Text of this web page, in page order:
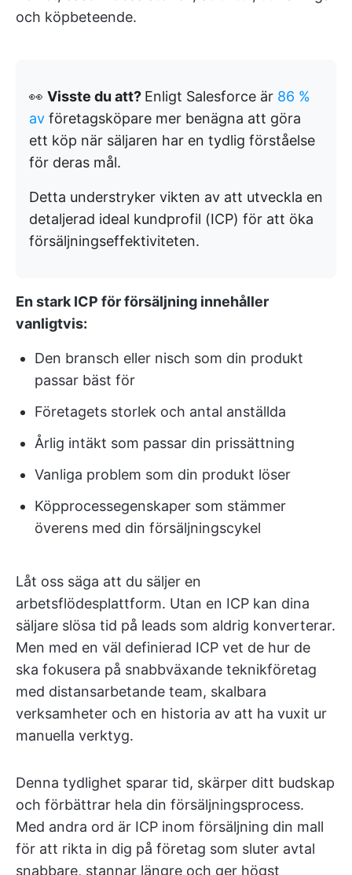
och köpbeteende.
👀 Visste du att? Enligt Salesforce är 86 %
av företagsköpare mer benägna att göra
ett köp när säljaren har en tydlig förståelse
för deras mål.
Detta understryker vikten av att utveckla en
detaljerad ideal kundprofil (ICP) för att öka
försäljningseffektiviteten.
En stark ICP för försäljning innehåller
vanligtvis:
Den bransch eller nisch som din produkt
passar bäst för
Företagets storlek och antal anställda
Årlig intäkt som passar din prissättning
Vanliga problem som din produkt löser
Köpprocessegenskaper som stämmer
överens med din försäljningscykel
Låt oss säga att du säljer en
arbetsflödesplattform. Utan en ICP kan dina
säljare slösa tid på leads som aldrig konverterar.
Men med en väl definierad ICP vet de hur de
ska fokusera på snabbväxande teknikföretag
med distansarbetande team, skalbara
verksamheter och en historia av att ha vuxit ur
manuella verktyg.
Denna tydlighet sparar tid, skärper ditt budskap
och förbättrar hela din försäljningsprocess.
Med andra ord är ICP inom försäljning din mall
för att rikta in dig på företag som sluter avtal
snabbare, stannar längre och ger högst